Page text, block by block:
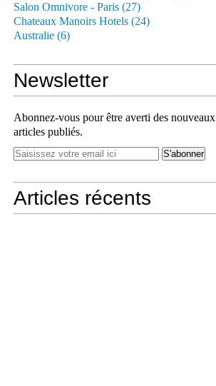
Salon Omnivore - Paris (27)
Chateaux Manoirs Hotels (24)
Australie (6)
Newsletter
Abonnez-vous pour être averti des nouveaux
articles publiés.
Articles récents